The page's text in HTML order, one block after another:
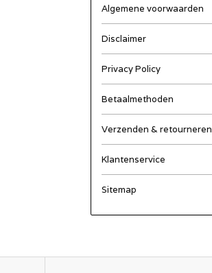
Algemene voorwaarden
Disclaimer
Privacy Policy
Betaalmethoden
Verzenden & retourneren
Klantenservice
Sitemap